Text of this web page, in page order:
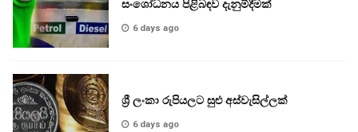
සංශෝධනය පිළිබඳව දැනුම්දීමක්
6 days ago
ශ්‍රී ලංකා රුපියලට සුළු අස්වැසිල්ලක්
6 days ago